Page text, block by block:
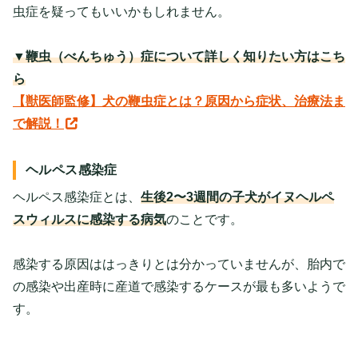
虫症を疑ってもいいかもしれません。
▼鞭虫（べんちゅう）症について詳しく知りたい方はこち
ら
【獣医師監修】犬の鞭虫症とは？原因から症状、治療法ま
で解説！
ヘルペス感染症
ヘルペス感染症とは、 生後2〜3週間の子犬がイヌヘルペ
スウィルスに感染する病気のことです。
感染する原因ははっきりとは分かっていませんが、胎内で
の感染や出産時に産道で感染するケースが最も多いようで
す。